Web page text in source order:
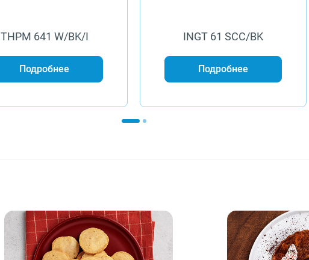
THPM 641 W/BK/I
Подробнее
INGT 61 SCC/BK
Подробнее